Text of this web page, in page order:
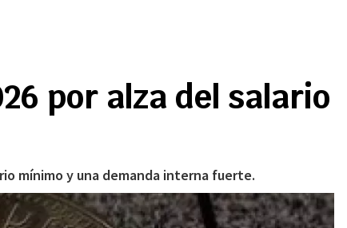
por alza del salario
mínimo y una demanda interna fuerte.